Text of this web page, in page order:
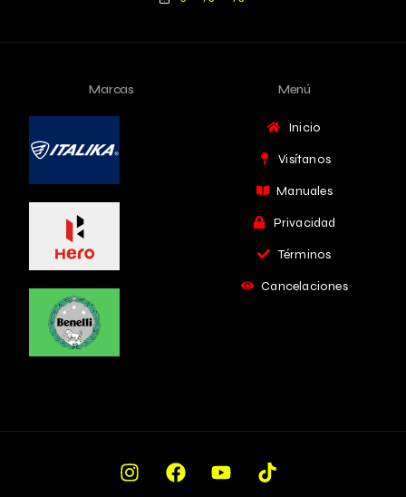
Marcas Menú
Inicio
Visítanos
Manuales
Privacidad
Términos
Cancelaciones